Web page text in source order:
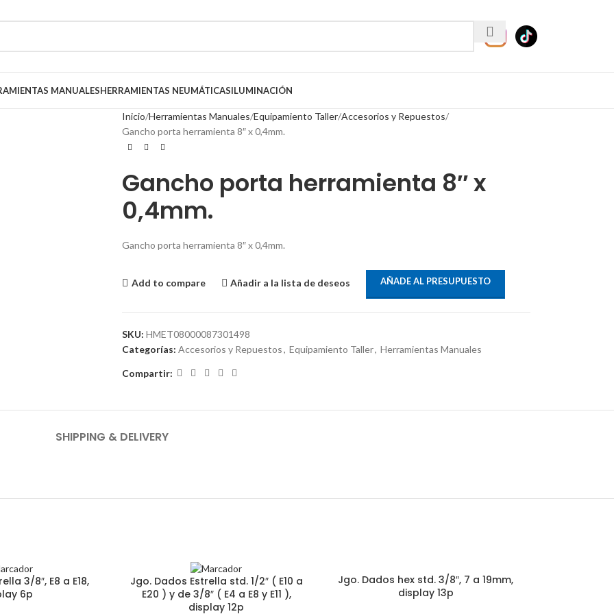
MANUALESHERRAMIENTAS NEUMÁTICASILUMINACIÓN
Inicio Herramientas Manuales Equipamiento Taller Accesorios y Repuestos
Gancho porta herramienta 8″ x 0,4mm.
Gancho porta herramienta 8″ x
0,4mm.
Gancho porta herramienta 8″ x 0,4mm.
Add to compare Añadir a la lista de deseos AÑADE AL PRESUPUESTO
SKU: HMET08000087301498
Categorías: Accesorios y Repuestos, Equipamiento Taller, Herramientas Manuales
Compartir:
SHIPPING & DELIVERY
3/8″, E8 a E18,
6p
Jgo. Dados Estrella std. 1/2″ ( E10 a
E20 ) y de 3/8″ ( E4 a E8 y E11 ),
display 12p
Jgo. Dados hex std. 3/8″, 7 a 19mm,
display 13p